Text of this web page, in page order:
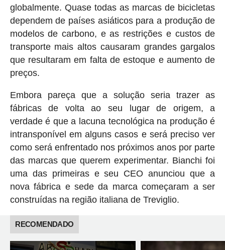
globalmente. Quase todas as marcas de bicicletas
dependem de países asiáticos para a produção de
modelos de carbono, e as restrições e custos de
transporte mais altos causaram grandes gargalos
que resultaram em falta de estoque e aumento de
preços.
Embora pareça que a solução seria trazer as
fábricas de volta ao seu lugar de origem, a
verdade é que a lacuna tecnológica na produção é
intransponível em alguns casos e será preciso ver
como será enfrentado nos próximos anos por parte
das marcas que querem experimentar. Bianchi foi
uma das primeiras e seu CEO anunciou que a
nova fábrica e sede da marca começaram a ser
construídas na região italiana de Treviglio.
RECOMENDADO